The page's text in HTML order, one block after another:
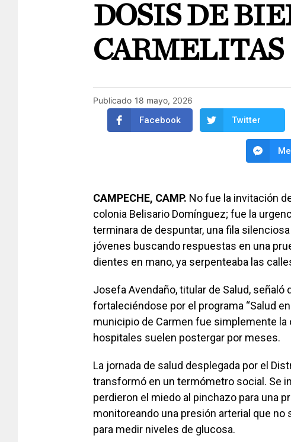
DOSIS DE
CARMELITAS
Publicado 18 mayo, 2026
Facebook Twitter
CAMPECHE, CAMP. No fue la invitación
colonia Belisario Domínguez; fue la
terminara de despuntar, una fila
jóvenes buscando respuestas en una
dientes en mano, ya serpenteaba las
Josefa Avendaño, titular de Salud,
fortaleciéndose por el programa “Salud
municipio de Carmen fue simplemente
hospitales suelen postergar por meses.
La jornada de salud desplegada por el
transformó en un termómetro social. Se
perdieron el miedo al pinchazo para una
monitoreando una presión arterial que
para medir niveles de glucosa.